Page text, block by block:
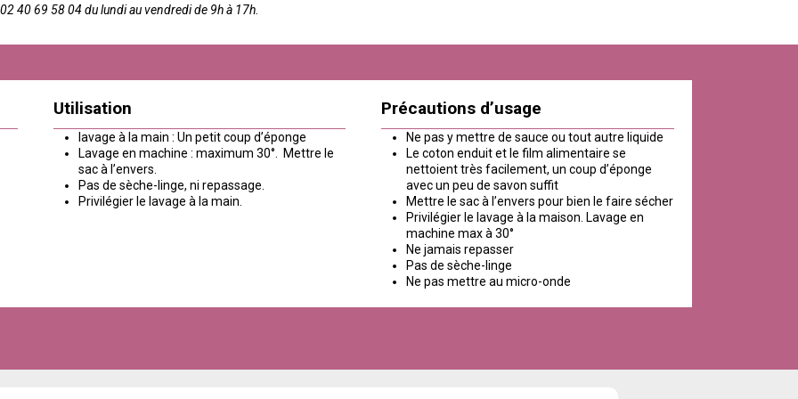
40 69 58 04 du lundi au vendredi de 9h à 17h.
Utilisation
lavage à la main : Un petit coup d’éponge
Lavage en machine : maximum 30°. Mettre le
sac à l’envers.
Pas de sèche-linge, ni repassage.
Privilégier le lavage à la main.
Précautions d’usage
Ne pas y mettre de sauce ou tout autre liquide
Le coton enduit et le film alimentaire se
nettoient très facilement, un coup d’éponge
avec un peu de savon suffit
Mettre le sac à l’envers pour bien le faire sécher
Privilégier le lavage à la maison. Lavage en
machine max à 30°
Ne jamais repasser
Pas de sèche-linge
Ne pas mettre au micro-onde